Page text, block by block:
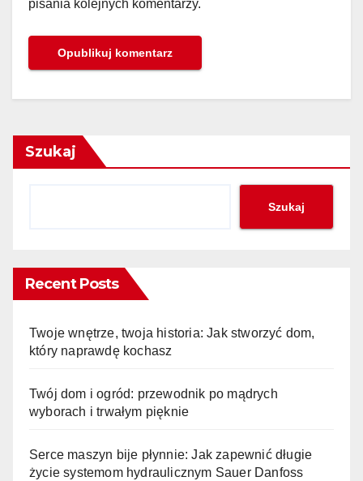
pisania kolejnych komentarzy.
Szukaj
Szukaj
Recent Posts
Twoje wnętrze, twoja historia: Jak stworzyć dom,
który naprawdę kochasz
Twój dom i ogród: przewodnik po mądrych
wyborach i trwałym pięknie
Serce maszyn bije płynnie: Jak zapewnić długie
życie systemom hydraulicznym Sauer Danfoss